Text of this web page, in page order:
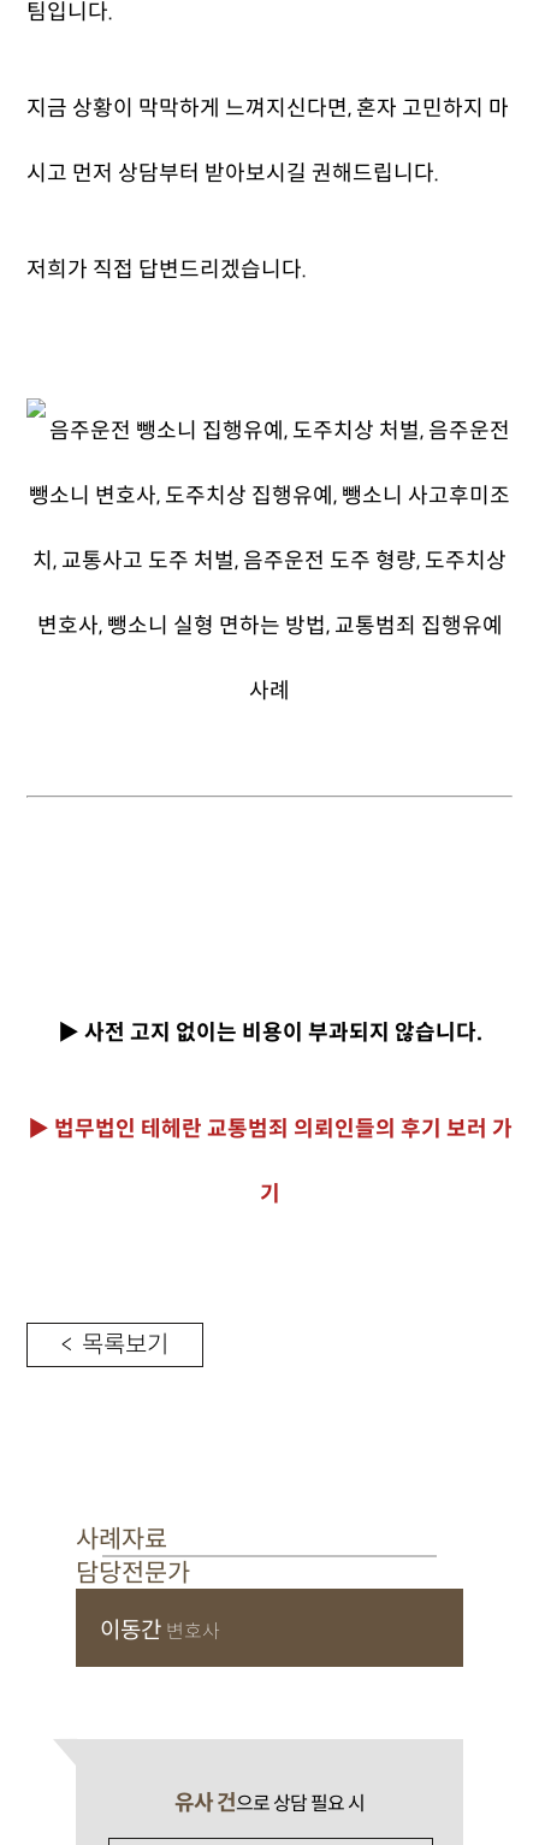
팀입니다.
지금 상황이 막막하게 느껴지신다면, 혼자 고민하지 마
시고 먼저 상담부터 받아보시길 권해드립니다.
저희가 직접 답변드리겠습니다.
▶ 사전 고지 없이는 비용이 부과되지 않습니다.
▶ 법무법인 테헤란 교통범죄 의뢰인들의 후기 보러 가
기
< 목록보기
사례자료
담당전문가
이동간 변호사
유사 건으로 상담 필요 시